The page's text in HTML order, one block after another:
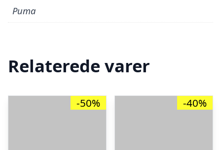
Puma
Relaterede varer
-50% -40%